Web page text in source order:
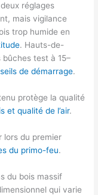
réglages
mais vigilance
trop humide en
. Hauts-de-
test à 15–
de démarrage.
protège la qualité
et qualité de l’air.
lors du premier
du primo-feu.
du bois massif
qui varie